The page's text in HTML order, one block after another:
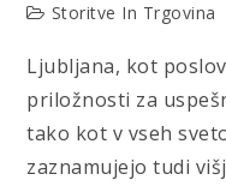
Storitve In Trgovina
Ljubljana, kot
priložnosti za
tako kot v vseh
zaznamujejo tudi